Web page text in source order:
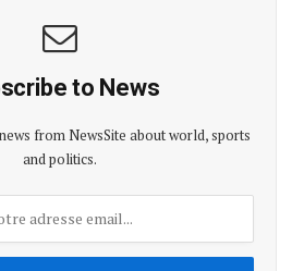
to News
from NewsSite about world, sports
and politics.